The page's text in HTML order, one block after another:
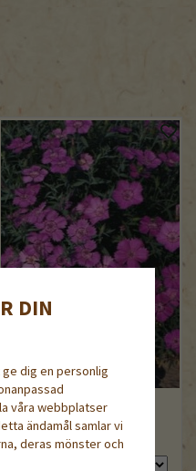
Amurnejlika,
demeter/ekologiskt frö
DIN
dig en personlig
våra webbplatser
ändamål samlar vi
deras mönster och